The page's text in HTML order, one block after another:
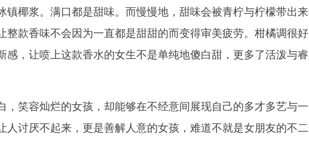
镇椰浆。满口都是甜味。而慢慢地，甜味会被青柠与柠檬带出来
整款香味不会因为一直都是甜甜的而变得审美疲劳。柑橘调很好
感，让喷上这款香水的女生不是单纯地傻白甜，更多了活泼与睿
，笑容灿烂的女孩，却能够在不经意间展现自己的多才多艺与一
人讨厌不起来，更是善解人意的女孩，难道不就是女朋友的不二